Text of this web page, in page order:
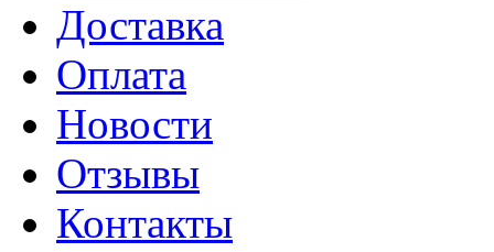
Доставка
Оплата
Новости
Отзывы
Контакты